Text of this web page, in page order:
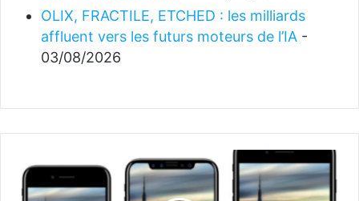
OLIX, FRACTILE, ETCHED : les milliards
affluent vers les futurs moteurs de l’IA -
03/08/2026